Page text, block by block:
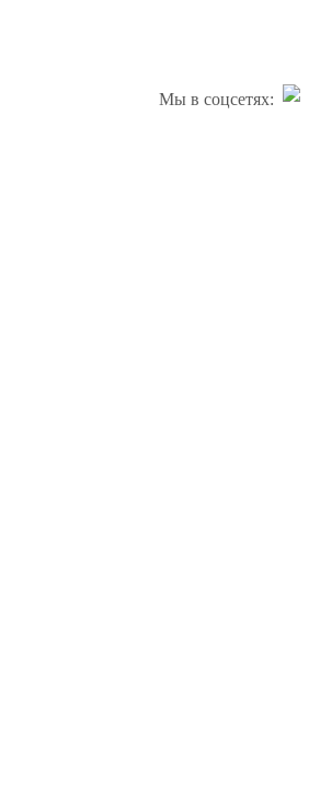
Мы в соцсетях: